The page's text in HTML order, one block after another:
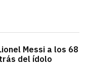
Messi a los 68
del ídolo